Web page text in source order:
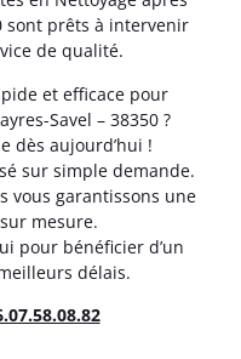
sont prêts à intervenir
de qualité.
et efficace pour
Savel – 38350 ?
dès aujourd’hui !
sur simple demande.
vous garantissons une
mesure.
pour bénéficier d’un
délais.